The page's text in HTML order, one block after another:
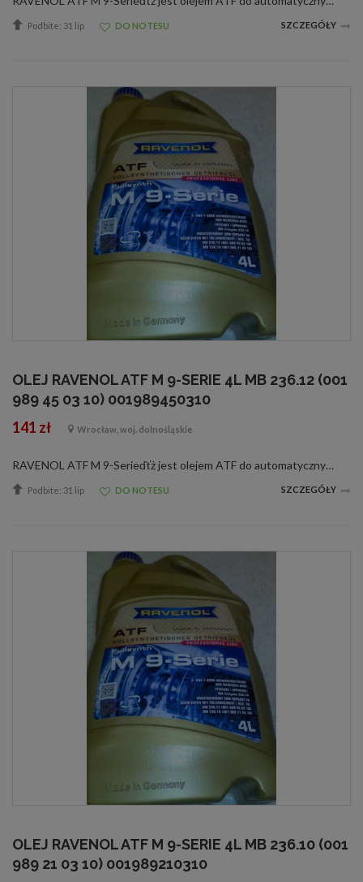
Podbite: 31 lip DO NOTESU SZCZEGÓŁY
OLEJ RAVENOL ATF M 9-SERIE 4L MB 236.12 (001
989 45 03 10) 001989450310
141 zł Wrocław, woj. dolnośląskie
RAVENOL ATF M 9-Serieďťż jest olejem ATF do automatycznych skrzyni biegów wyprodukowanym na bazie olejów hydrokrakowanych oraz PAO ze specjalnymi dodatkami oraz inhibitorami zapewniającymi idealne działanie automatycznych skrzyni biegów.RAVENOL ATF M 9...
Podbite: 31 lip DO NOTESU SZCZEGÓŁY
OLEJ RAVENOL ATF M 9-SERIE 4L MB 236.10 (001
989 21 03 10) 001989210310